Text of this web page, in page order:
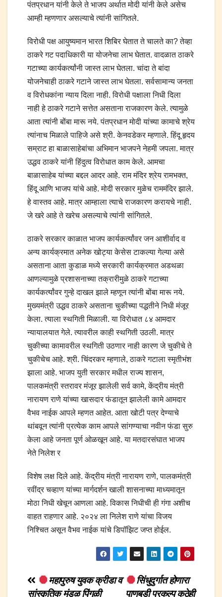
पंतप्रधान यांनी केले ते भाजप अर्थात मोदी यांनी केले असेच
आम्ही म्हणणार असल्याचे त्यांनी सांगितले.
विरोधी पक्ष आयुष्यमान भारत शिबिर घेतात ते चालते का? तेव्हा
ठाकरे गट पदाधिकारी या योजनेचा लाभ घेतात. वादळात ठाकरे
गटाच्या कार्यकर्त्यांनी जास्त लाभ घेतला. चांदा ते बांदा
योजनेचाही ठाकरे गटाने जास्त लाभ घेतला. सर्वसामान्य जनता
व विरोधकांना न्याय दिला नाही. विरोधी पक्षाला निधी दिला
नाही हे ठाकरे गटाने सत्तेत असताना राजकारण केले. त्यामुळे
आता त्यांनी बोंबा मारू नये. पंतप्रधान मोदी यांच्या कामाचे श्रेय
त्यांनाच मिळाले पाहिजे असे श्री. केनवडेकर म्हणाले. हिंदू हृदय
सम्राट हा बाळासाहेबांचा अभिमान भाजपने नेहमी जपला. मात्र
उद्धव ठाकरे यांनी हिंदुत्व विरोधात काम केले. आमचा
बाळासाहेब यांच्या बद्दल आदर आहे. राम मंदिर श्रेय रामभक्त,
हिंदू आणि भाजप यांचे आहे. मोदी सरकार मुळेच राममंदिर झाले.
हे वास्तव आहे. मात्र आम्हाला त्याचे राजकारण करायचे नाही.
जे खरे आहे ते खरेच असल्याचे त्यांनी सांगितले.
ठाकरे सरकार काळात भाजप कार्यकर्त्यांवर जन आशीर्वाद व
अन्य कार्यक्रमात अनेक खोट्या केसेस टाकल्या गेल्या असे
असताना आता कुडाळ मध्ये सरकारी कार्यक्रमात अडथळा
आणल्यामुळे प्रशासनाच्या तक्रारीमुळे ठाकरे गटाच्या
कार्यकर्त्यांवर गुन्हे दाखल झाले म्हणून त्यांनी बोंबा मारू नये.
मुख्यमंत्री उद्धव ठाकरे असताना चुकीच्या पद्धतीने निधी मंजूर
केला. त्याला स्थगिती मिळाली. या विरोधात ८४ आमदार
न्यायालयात गेले. त्यावरील काही स्थगिती उठली. मात्र
चुकीच्या कामावरील स्थगिती उठणार नाही कारण जे चुकीचे ते
चुकीचेच आहे. श्री. चिंदरकर म्हणाले, ठाकरे गटाला स्मृतीभंश
झाला आहे. भाजप युती सरकार मधील राज्य शासन,
पालकमंत्री स्तरावर मंजूर झालेली सर्व कामे, केंद्रीय मंत्री
नारायण राणे यांच्या खासदार फंडातून झालेली कामे आमदार
वैभव नाईक आपले म्हणत आहेत. आता खोटी पत्र देण्याचे
थांबवून त्यांनी प्रत्येक काम आपले सांगण्याचा नवीन फंडा सुरु
केला आहे जनता पूर्ण ओळखून आहे. या मतदारसंघात भाजप
नेते निलेश र
विशेष लक्ष दिले आहे. केंद्रीय मंत्री नारायण राणे, पालकमंत्री
रवींद्र चव्हाण यांच्या मार्गदर्शन खाली शासनाच्या माध्यमातून
मोठा निधी खेचून आणला आहे. विकास निधीची ही गंगा अशीच
वाहत राहणार आहे. २०२४ ला निलेश राणे यांचा विजय
निश्चित असून वैभव नाईक यांचे डिपॉझिट जप्त होईल.
Post
सिंधुदुर्गात होणारा
पाणबुडी प्रकल्प कुठेही
महापुरुष युवक क्रीडा व
सांस्कृतिक मंडळ पिंगुळी